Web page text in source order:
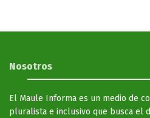
Nosotros
El Maule Informa es un medio de
pluralista e inclusivo que busca el